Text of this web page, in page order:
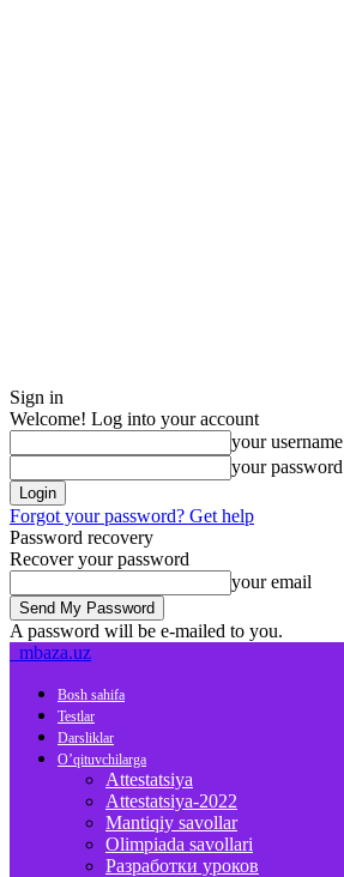
Sign in
Welcome! Log into your account
your username
your password
Forgot your password? Get help
Password recovery
Recover your password
your email
A password will be e-mailed to you.
mbaza.uz
Bosh sahifa
Testlar
Darsliklar
O’qituvchilarga
Attestatsiya
Attestatsiya-2022
Mantiqiy savollar
Olimpiada savollari
Разработки уроков